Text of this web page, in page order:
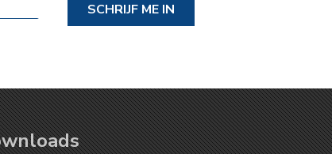
SCHRIJF ME IN